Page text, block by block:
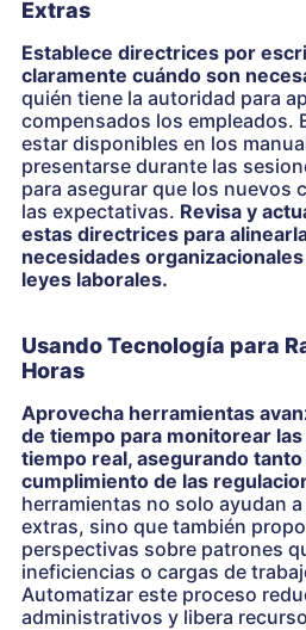
Extras
Establece directrices por
claramente cuándo son
quién tiene la autoridad para
compensados los empleados.
estar disponibles en los
presentarse durante las
para asegurar que los nuevos
las expectativas. Revisa y
estas directrices para
necesidades
leyes laborales.
Usando Tecnología para
Horas
Aprovecha herramientas
de tiempo para monitorear
tiempo real, asegurando
cumplimiento de las
herramientas no solo ayudan
extras, sino que también
perspectivas sobre patrones
ineficiencias o cargas de
Automatizar este proceso
administrativos y libera